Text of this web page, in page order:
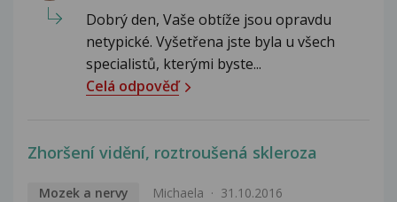
Dobrý den, Vaše obtíže jsou opravdu
netypické. Vyšetřena jste byla u všech
specialistů, kterými byste...
Celá odpověď
Zhoršení vidění, roztroušená skleroza
Mozek a nervy Michaela 31.10.2016